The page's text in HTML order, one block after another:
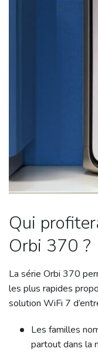
Qui
Orbi 370 ?
La série Orbi 370
les plus rapides
solution WiFi 7
Les familles
partout dans la